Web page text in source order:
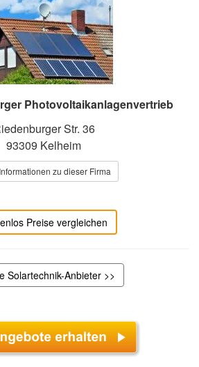
Photovoltaikanlagenvertrieb
Str. 36
93309 Kelheim
zu dieser Firma
Preise vergleichen
Solartechnik-Anbieter >>